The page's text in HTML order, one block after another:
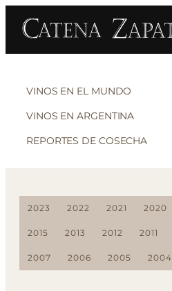
VINOS EN EL MUNDO
VINOS EN ARGENTINA
REPORTES DE COSECHA
2023 2022 2021 2020
2015 2013 2012 2011
2007 2006 2005 2004